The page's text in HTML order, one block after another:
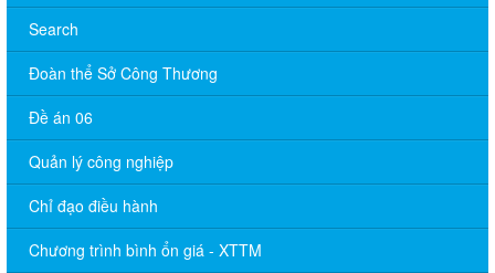
Search
Đoàn thể Sở Công Thương
Đề án 06
Quản lý công nghiệp
Chỉ đạo điều hành
Chương trình bình ổn giá - XTTM